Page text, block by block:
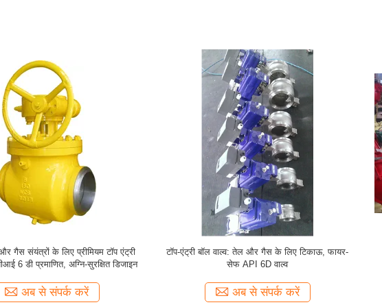
मिश्र धातु स्टील ट्रिम डबल ब्लॉक और
ब्लड फुल बोर बॉल वाल्व
अब से संपर्क करें
स्टेनलेस स्टील डबल ब्लॉक और रक्तस्राव शीर्ष प्रवेश गेंद
वाल्व आग सुरक्षित और एंटीस्टेटिक सुरक्षा के साथ
अब से संपर्क करें